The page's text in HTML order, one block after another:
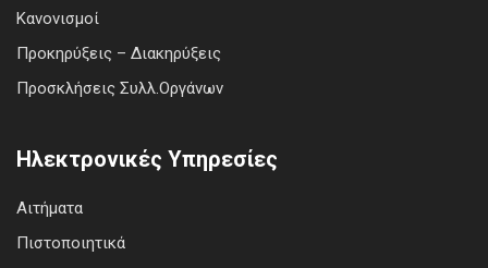
Κανονισμοί
Προκηρύξεις – Διακηρύξεις
Προσκλήσεις Συλλ.Οργάνων
Ηλεκτρονικές Υπηρεσίες
Αιτήματα
Πιστοποιητικά